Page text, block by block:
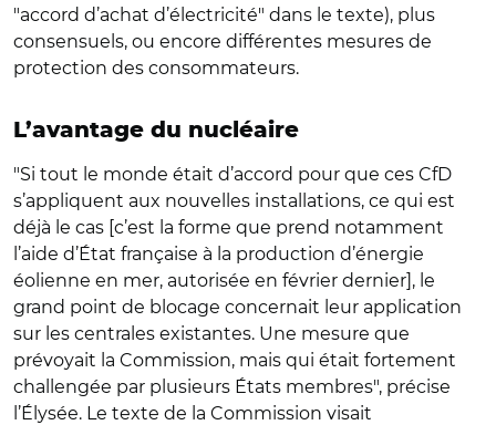
"accord d’achat d’électricité" dans le texte), plus
consensuels, ou encore différentes mesures de
protection des consommateurs.
L’avantage du nucléaire
"Si tout le monde était d’accord pour que ces CfD
s’appliquent aux nouvelles installations, ce qui est
déjà le cas [c’est la forme que prend notamment
l’aide d’État française à la production d’énergie
éolienne en mer, autorisée en février dernier], le
grand point de blocage concernait leur application
sur les centrales existantes. Une mesure que
prévoyait la Commission, mais qui était fortement
challengée par plusieurs États membres", précise
l’Élysée. Le texte de la Commission visait